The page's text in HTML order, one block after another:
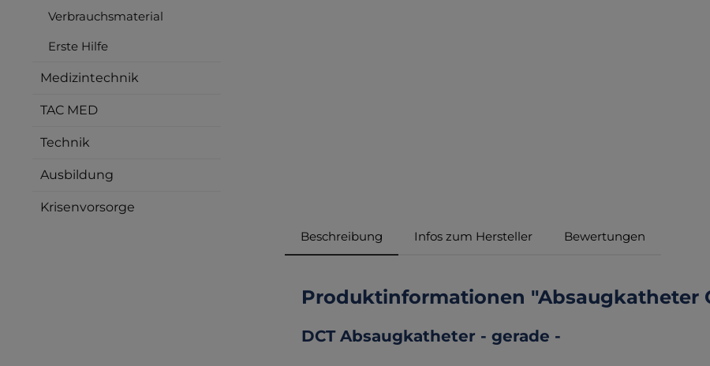
Verbrauchsmaterial
Erste Hilfe
Medizintechnik
TAC MED
Technik
Ausbildung
Krisenvorsorge
Beschreibung Infos zum Hersteller Bewertungen
Produktinformationen "Absaugkatheter
DCT Absaugkatheter - gerade -